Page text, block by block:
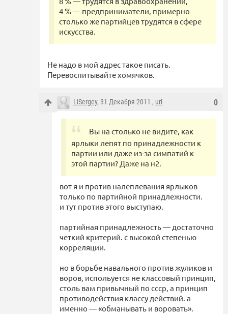
4 % — предприниматели, примерно
столько же партийцев трудятся в сфере
искусства.
Не надо в мой адрес такое писать.
Перевоспитывайте хомячков.
0
LiSergey, 31 Декабря 2011 , url
Вы на столько не видите, как
ярлыки лепят по принадлежности к
партии или даже из-за симпатий к
этой партии? Даже на н2.
вот я и против налеплевания ярлыков
только по партийной принадлежности.
и тут против этого выступаю.
партийная принадлежность — достаточно
четкий критерий. с высокой степенью
корреляции.
но в борьбе навального против жуликов и
воров, испольуется не классовый принцип,
столь вам привычный по ссср, а принцип
противодействия классу действий. а
именно — «обманывать и воровать».